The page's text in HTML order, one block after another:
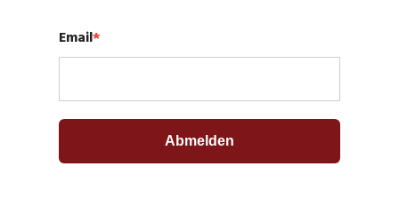
Email*
Abmelden